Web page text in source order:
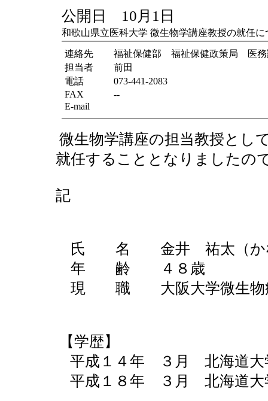
公開日 10月1日
和歌山県立医科大学 微生物学講座教授の就任に
連絡先
福祉保健部 福祉保健政策局 医務
担当者
前田
電話
073-441-2083
FAX
--
E-mail
微生物学講座の担当教授とし
就任することとなりましたの
記
氏 名 金井 祐太（か
年 齢 ４８歳
現 職 大阪大学微生物病
【学歴】
平成１４年 ３月 北海道大
平成１８年 ３月 北海道大